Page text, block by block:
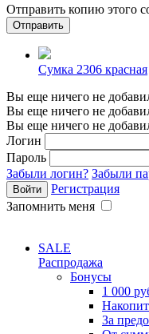
Отправить копию этого
Сумка 2306 красная
Вы еще ничего не
Вы еще ничего не
Вы еще ничего не
Логин
Пароль
Забыли логин? Забыли
Регистрация
Запомнить меня
SALE
Распродажа
Бонусы
1 000
За